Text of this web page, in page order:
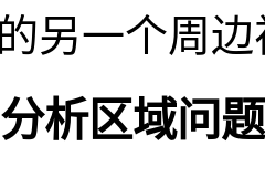
另一个周
析区域问题